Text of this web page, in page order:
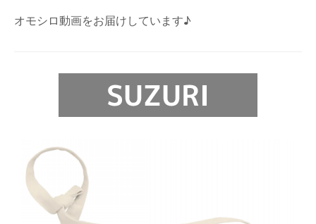
オモシロ動画をお届けしています♪